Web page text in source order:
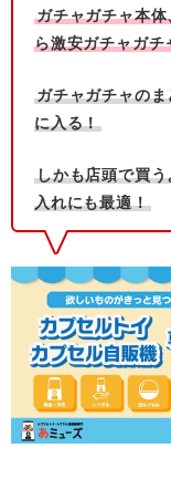
ガチャガチャ本
ら激安ガチャガチ
ガチャガチャの
に入る！
しかも店頭で買
入れにも最適！